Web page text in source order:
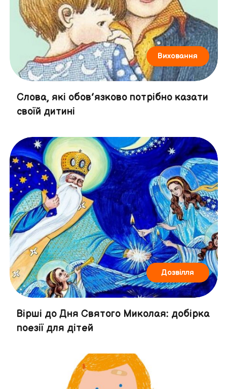
Виховання
Слова, які обов’язково потрібно казати
своїй дитині
Дозвілля
Вірші до Дня Святого Миколая: добірка
поезії для дітей